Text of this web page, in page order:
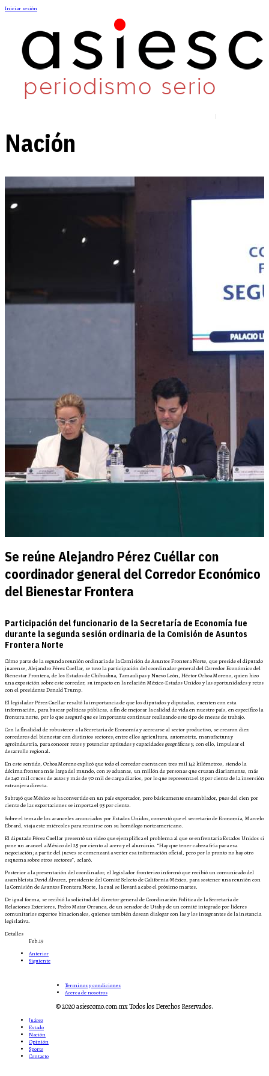
Iniciar sesión
Nación
Se reúne Alejandro Pérez Cuéllar con
coordinador general del Corredor Económico
del Bienestar Frontera
Participación del funcionario de la Secretaría de Economía fue
durante la segunda sesión ordinaria de la Comisión de Asuntos
Frontera Norte
Cómo parte de la segunda reunión ordinaria de la Comisión de Asuntos Frontera Norte, que preside el diputado
juarense, Alejandro Pérez Cuellar, se tuvo la participación del coordinador general del Corredor Económico del
Bienestar Frontera, de los Estados de Chihuahua, Tamaulipas y Nuevo León, Héctor Ochoa Moreno, quien hizo
una exposición sobre este corredor, su impacto en la relación México-Estados Unidos y las oportunidades y retos
con el presidente Donald Trump.
El legislador Pérez Cuellar resaltó la importancia de que los diputados y diputadas, cuenten con esta
información, para buscar políticas públicas, a fin de mejorar la calidad de vida en nuestro país, en específico la
frontera norte, por lo que aseguró que es importante continuar realizando este tipo de mesas de trabajo.
Con la finalidad de robustecer a la Secretaría de Economía y acercarse al sector productivo, se crearon diez
corredores del bienestar con distintos sectores; entre ellos agricultura, automotriz, manufactura y
agroindustria, para conocer retos y potenciar aptitudes y capacidades geográficas y, con ello, impulsar el
desarrollo regional.
En este sentido, Ochoa Moreno explicó que todo el corredor cuenta con tres mil 142 kilómetros, siendo la
décima frontera más larga del mundo, con 19 aduanas, un millón de personas que cruzan diariamente, más
de 240 mil cruces de autos y más de 70 mil de carga diarios, por lo que representa el 13 por ciento de la inversión
extranjera directa.
Subrayó que México se ha convertido en un país exportador, pero básicamente ensamblador, pues del cien por
ciento de las exportaciones se importa el 95 por ciento.
Sobre el tema de los aranceles anunciados por Estados Unidos, comentó que el secretario de Economía, Marcelo
Ebrard, viaja este miércoles para reunirse con su homólogo norteamericano.
El diputado Pérez Cuellar presentó un video que ejemplifica el problema al que se enfrentaría Estados Unidos si
pone un arancel a México del 25 por ciento al acero y el aluminio. “Hay que tener cabeza fría para esa
negociación; a partir del jueves se comenzará a verter esa información oficial, pero por lo pronto no hay otro
esquema sobre otros sectores”, aclaró.
Posterior a la presentación del coordinador, el legislador fronterizo informó que recibió un comunicado del
asambleísta David Álvarez, presidente del Comité Selecto de California-México, para sostener una reunión con
la Comisión de Asuntos Frontera Norte, la cual se llevará a cabo el próximo martes.
De igual forma, se recibió la solicitud del director general de Coordinación Política de la Secretaría de
Relaciones Exteriores, Pedro Matar Orranca, de un senador de Utah y de un comité integrado por líderes
comunitarios expertos binacionales, quienes también desean dialogar con las y los integrantes de la instancia
legislativa.
Detalles
Feb.19
Anterior
Siguiente
Terminos y condiciones
Acerca de nosotros
© 2020 asiescomo.com.mx Todos los Derechos Reservados.
Juárez
Estado
Nación
Opinión
Sports
Contacto